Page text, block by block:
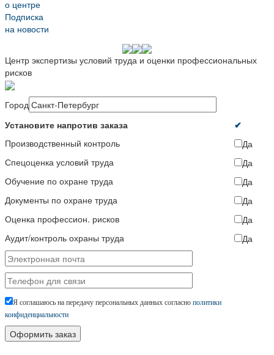
о центре
Подписка
на новости
Центр экспертизы условий труда и оценки профессиональных
рисков
Город
Установите напротив заказа
✔
Производственный контроль
Да
Спецоценка условий труда
Да
Обучение по охране труда
Да
Документы по охране труда
Да
Оценка профессион. рисков
Да
Аудит/контроль охраны труда
Да
Я соглашаюсь на передачу персональных данных согласно политики
конфиденциальности